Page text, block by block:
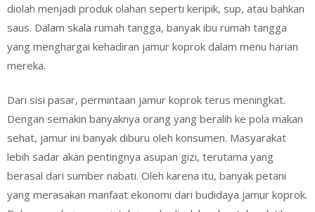
diolah menjadi produk olahan seperti keripik, sup, atau bahkan
saus. Dalam skala rumah tangga, banyak ibu rumah tangga
yang menghargai kehadiran jamur koprok dalam menu harian
mereka.
Dari sisi pasar, permintaan jamur koprok terus meningkat.
Dengan semakin banyaknya orang yang beralih ke pola makan
sehat, jamur ini banyak diburu oleh konsumen. Masyarakat
lebih sadar akan pentingnya asupan gizi, terutama yang
berasal dari sumber nabati. Oleh karena itu, banyak petani
yang merasakan manfaat ekonomi dari budidaya jamur koprok.